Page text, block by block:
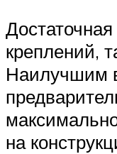
креплений,
Наилучшим
на